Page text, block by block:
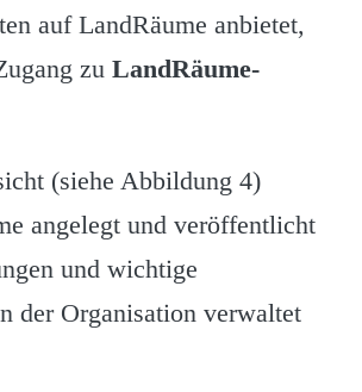
auf LandRäume anbietet,
zu LandRäume-
(siehe Abbildung 4)
angelegt und veröffentlicht
und wichtige
der Organisation verwaltet